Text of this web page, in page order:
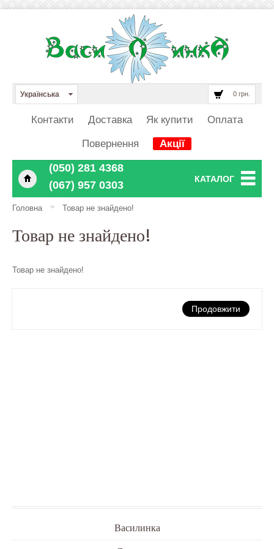
0 грн.
Українська
Контакти Доставка Як купити Оплата
Повернення Акції
‎‎‎‎‎(050) 281 4368
‎‎‎‎‎(067) 957 0303
КАТАЛОГ
Головна > Товар не знайдено!
Товар не знайдено!
Товар не знайдено!
Продовжити
Василинка